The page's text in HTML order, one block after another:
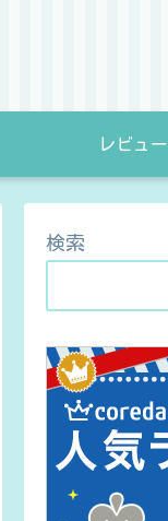
レビュー
検索